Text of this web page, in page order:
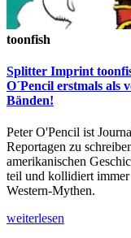
toonfish
Splitter Imprint
O´Pencil erstmals als
Bänden!
Peter O'Pencil ist
Reportagen zu
amerikanischen
teil und kollidiert immer
Western-Mythen.
weiterlesen